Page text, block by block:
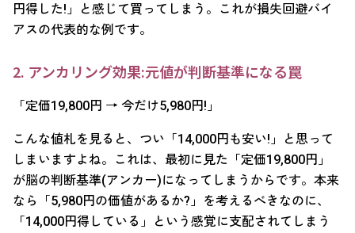
円得した!」と感じて買ってしまう。これが損失回避バイ
アスの代表的な例です。
2. アンカリング効果:元値が判断基準になる罠
「定価19,800円 → 今だけ5,980円!」
こんな値札を見ると、つい「14,000円も安い!」と思って
しまいますよね。これは、最初に見た「定価19,800円」
が脳の判断基準(アンカー)になってしまうからです。本来
なら「5,980円の価値があるか?」を考えるべきなのに、
「14,000円得している」という感覚に支配されてしまう